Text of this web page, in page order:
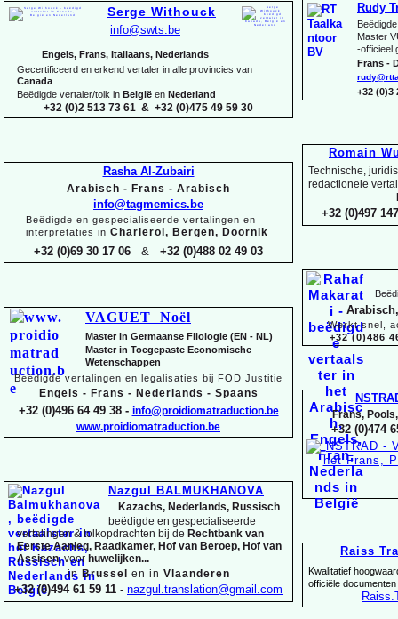
Rudy
Master
-officieel
Frans -
+32
Romain
Technische,
redactionele
+32 (0)497
Werkt snel,
+32 (0)486
Frans,
+32 (0)474
Raiss
Kwalitatief
officiële
Raiss
Serge Withouck
info@swts.be
Engels, Frans, Italiaans, Nederlands
Gecertificeerd en erkend vertaler in alle provincies van
Canada
Beëdigde vertaler/tolk in België en Nederland
+32 (0)2 513 73 61 & +32 (0)475 49 59 30
Rasha Al-Zubairi
Arabisch - Frans - Arabisch
info@tagmemics.be
Beëdigde en gespecialiseerde vertalingen en
interpretaties in Charleroi, Bergen, Doornik
+32 (0)69 30 17 06 & +32 (0)488 02 49 03
VAGUET Noël
Master in Germaanse Filologie (EN - NL)
Master in Toegepaste Economische
Wetenschappen
Beëdigde vertalingen en legalisaties bij FOD Justitie
Engels - Frans - Nederlands - Spaans
+32 (0)496 64 49 38 - info@proidiomatraduction.be
www.proidiomatraduction.be
Nazgul BALMUKHANOVA
Kazachs, Nederlands, Russisch
beëdigde en gespecialiseerde
vertalingen &tolkopdrachten bij de Rechtbank van
Eerste Aanleg, Raadkamer, Hof van Beroep, Hof van
Assisen,voor huwelijken...
in Brussel en in Vlaanderen
+32 (0)494 61 59 11 - nazgul.translation@gmail.com